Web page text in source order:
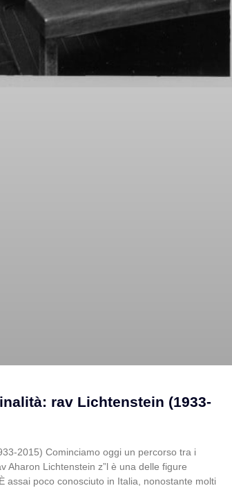
rav Lichtenstein (1933-
2015) Cominciamo oggi un percorso tra i
Aharon Lichtenstein z”l è una delle figure
assai poco conosciuto in Italia, nonostante molti